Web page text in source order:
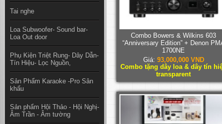
Tai nghe
Loa Subwoofer- Sound bar-
Loa Out door
Phụ Kiện Triệt Rung- Dây Dẫn-
Tín Hiệu- Lọc Nguồn,
Sản Phẩm Karaoke -Pro Sân
khấu
Sản phẩm Hội Thảo - Hội Nghị-
Âm Trần - Âm tường
Combo Bowers & Wilkins 603
“Anniversary Edition” + Denon
1700NE
Giá: 93,000,000 VND
Combo tặng dây loa & dây tín
transparent